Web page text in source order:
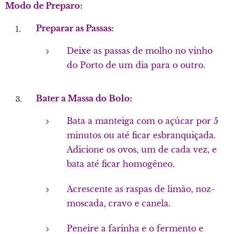
Modo de Preparo:
Preparar as Passas:
Deixe as passas de molho no vinho
do Porto de um dia para o outro.
Bater a Massa do Bolo:
Bata a manteiga com o açúcar por 5
minutos ou até ficar esbranquiçada.
Adicione os ovos, um de cada vez, e
bata até ficar homogêneo.
Acrescente as raspas de limão, noz-
moscada, cravo e canela.
Peneire a farinha e o fermento e